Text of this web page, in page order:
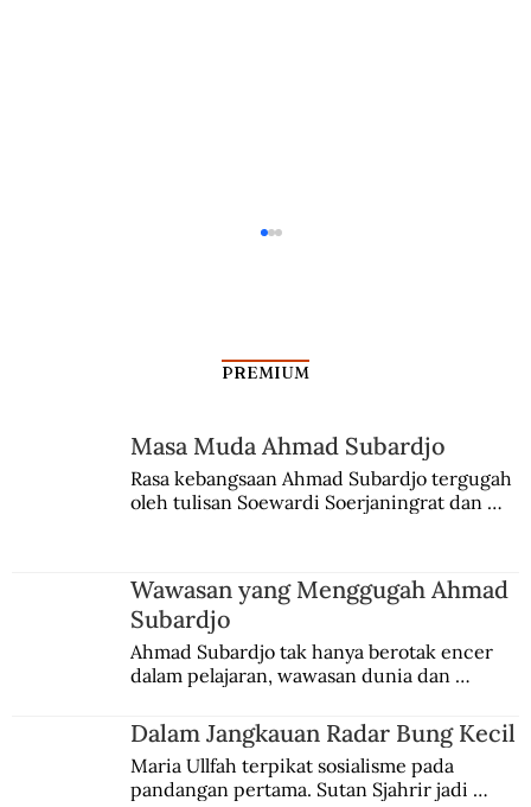
Kabinet Bayangan Tan Malaka
PREMIUM
Masa Muda Ahmad Subardjo
Rasa kebangsaan Ahmad Subardjo tergugah
oleh tulisan Soewardi Soerjaningrat dan
Wawasan yang Menggugah Ahmad
Subardjo
Ahmad Subardjo tak hanya berotak encer
dalam pelajaran, wawasan dunia dan
Jules Verne, Multatuli, hingga Sun Yat-sen.
Dalam Jangkauan Radar Bung Kecil
Maria Ullfah terpikat sosialisme pada
pandangan pertama. Sutan Sjahrir jadi